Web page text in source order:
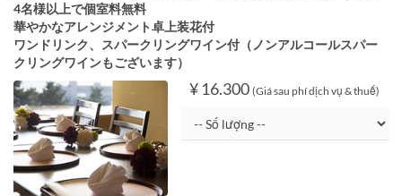
4名様以上で個室料無料
華やかなアレンジメント卓上装花付
ワンドリンク、スパークリングワイン付（ノンアルコールスパー
クリングワインもございます）
¥ 16.300 (Giá sau phí dịch vụ & thuế)